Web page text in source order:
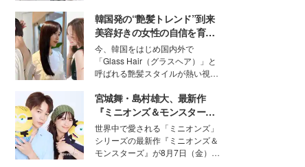
取締役兼クリエイティブディレク
ター・茅野しのぶ。一人ひとりの
個性に寄り添い、魅力を引き出す
衣装作りは、多くの女性たちに勇
気と自信を与え続けている。
韓国発の“艶髪トレンド”到来
美容好きの女性の自信を育む
「ヘアケア事情」って？
今、韓国をはじめ国内外で
「Glass Hair（グラスヘア）」と
呼ばれる艶髪スタイルが熱い視線
ションの完成度を高めるベースと
して、“髪そのものの美しさ”に改
めて注目する人が増えている様
子。今回は、そんな憧れの艶やか
な髪を日常で叶える、美容好きの
女性たちのヘアケア事情を紹介し
宮城舞・島村雄大、最新作
『ミニオンズ＆モンスター
ズ』の魅力熱弁 ハチャメチャ
だけじゃない“友情と絆”に感
動
世界中で愛される「ミニオンズ」
シリーズの最新作『ミニオンズ＆
モンスターズ』が8月7日（金）に